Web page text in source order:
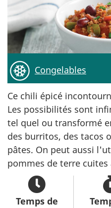
Congelables
Ce chili épicé
Les possibilités sont
tel quel ou transformé
des burritos, des tacos
pâtes. On peut aussi
pommes de terre
Temps de